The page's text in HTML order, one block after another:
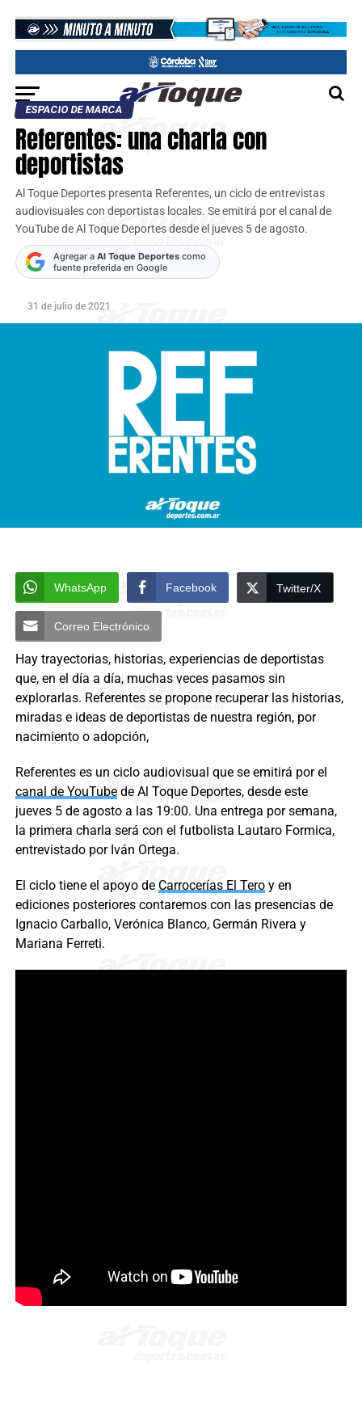
ESPACIO DE MARCA
Referentes: una charla con
deportistas
Al Toque Deportes presenta Referentes, un ciclo de entrevistas
audiovisuales con deportistas locales. Se emitirá por el canal de
YouTube de Al Toque Deportes desde el jueves 5 de agosto.
Agregar a Al Toque Deportescomo
fuente preferida en Google
31 de julio de 2021
WhatsApp Facebook Twitter/X
Correo Electrónico
Hay trayectorias, historias, experiencias de deportistas
que, en el día a día, muchas veces pasamos sin
explorarlas. Referentes se propone recuperar las historias,
miradas e ideas de deportistas de nuestra región, por
nacimiento o adopción,
Referentes es un ciclo audiovisual que se emitirá por el
canal de YouTubede Al Toque Deportes, desde este
jueves 5 de agosto a las 19:00. Una entrega por semana,
la primera charla será con el futbolista Lautaro Formica,
entrevistado por Iván Ortega.
El ciclo tiene el apoyo de Carrocerías El Teroy en
ediciones posteriores contaremos con las presencias de
Ignacio Carballo, Verónica Blanco, Germán Rivera y
Mariana Ferreti.